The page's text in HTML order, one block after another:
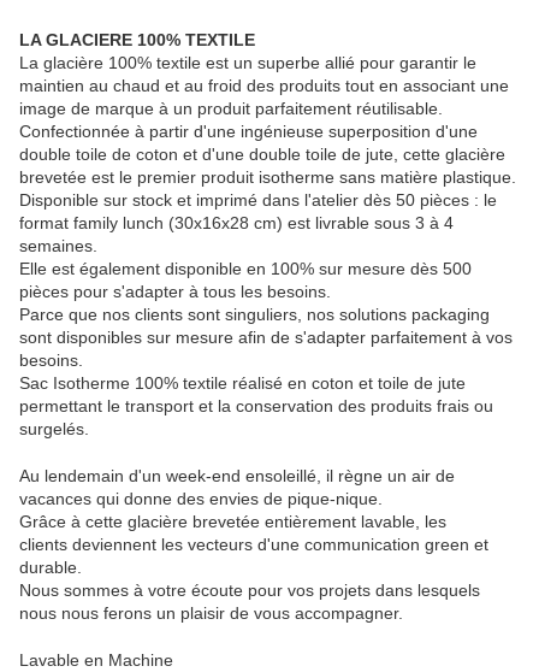
LA GLACIERE 100% TEXTILE
La glacière 100% textile est un superbe allié pour garantir le
maintien au chaud et au froid des produits tout en associant une
image de marque à un produit parfaitement réutilisable.
Confectionnée à partir d'une ingénieuse superposition d'une
double toile de coton et d'une double toile de jute, cette glacière
brevetée est le premier produit isotherme sans matière plastique.
Disponible sur stock et imprimé dans l'atelier dès 50 pièces : le
format family lunch (30x16x28 cm) est livrable sous 3 à 4
semaines.
Elle est également disponible en 100% sur mesure dès 500
pièces pour s'adapter à tous les besoins.
Parce que nos clients sont singuliers, nos solutions packaging
sont disponibles sur mesure afin de s'adapter parfaitement à vos
besoins.
Sac Isotherme 100% textile réalisé en coton et toile de jute
permettant le transport et la conservation des produits frais ou
surgelés.
Au lendemain d'un week-end ensoleillé, il règne un air de
vacances qui donne des envies de pique-nique.
Grâce à cette glacière brevetée entièrement lavable, les
clients deviennent les vecteurs d'une communication green et
durable.
Nous sommes à votre écoute pour vos projets dans lesquels
nous nous ferons un plaisir de vous accompagner.
Lavable en Machine